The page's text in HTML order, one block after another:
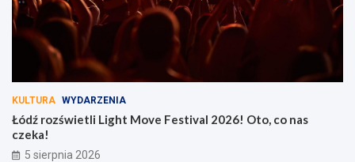
KULTURA WYDARZENIA
Łódź rozświetli Light Move Festival 2026! Oto, co nas
czeka!
5 sierpnia 2026